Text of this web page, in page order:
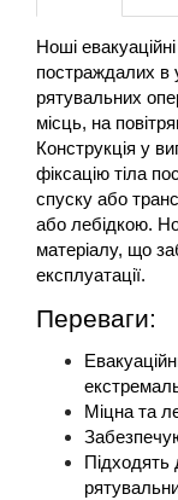
Ноші
постраждалих в
рятувальних
місць, на
Конструкція у
фіксацію тіла
спуску або
або лебідкою.
матеріалу, що
експлуатації.
Переваги:
Міцна та
Підходять